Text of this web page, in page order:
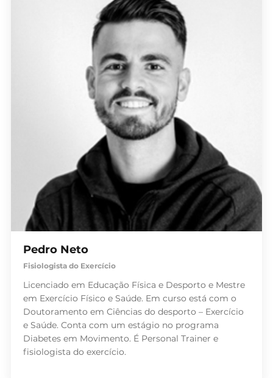
Pedro Neto
Fisiologista do Exercício
Licenciado em Educação Física e Desporto e Mestre
em Exercício Físico e Saúde. Em curso está com o
Doutoramento em Ciências do desporto – Exercício
e Saúde. Conta com um estágio no programa
Diabetes em Movimento. É Personal Trainer e
fisiologista do exercício.